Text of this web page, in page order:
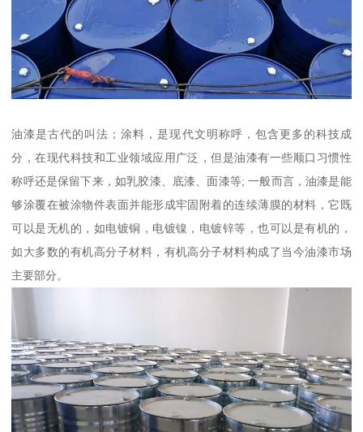
油漆是古代的叫法；涂料，是现代文明称呼，包含更多的科技成
分，在现代科技和工业领域应用广泛，但是油漆有一些顺口习惯性
称呼还是保留下来，如乳胶漆、底漆、面漆等; 一般而言，油漆是能
够涂覆在被涂物件表面并能形成牢固附着的连续薄膜的材料，它既
可以是无机的，如电镀铜，电镀镍，电镀锌等，也可以是有机的，
如大多数的有机高分子材料，有机高分子材料构成了当今油漆市场
主要部分。